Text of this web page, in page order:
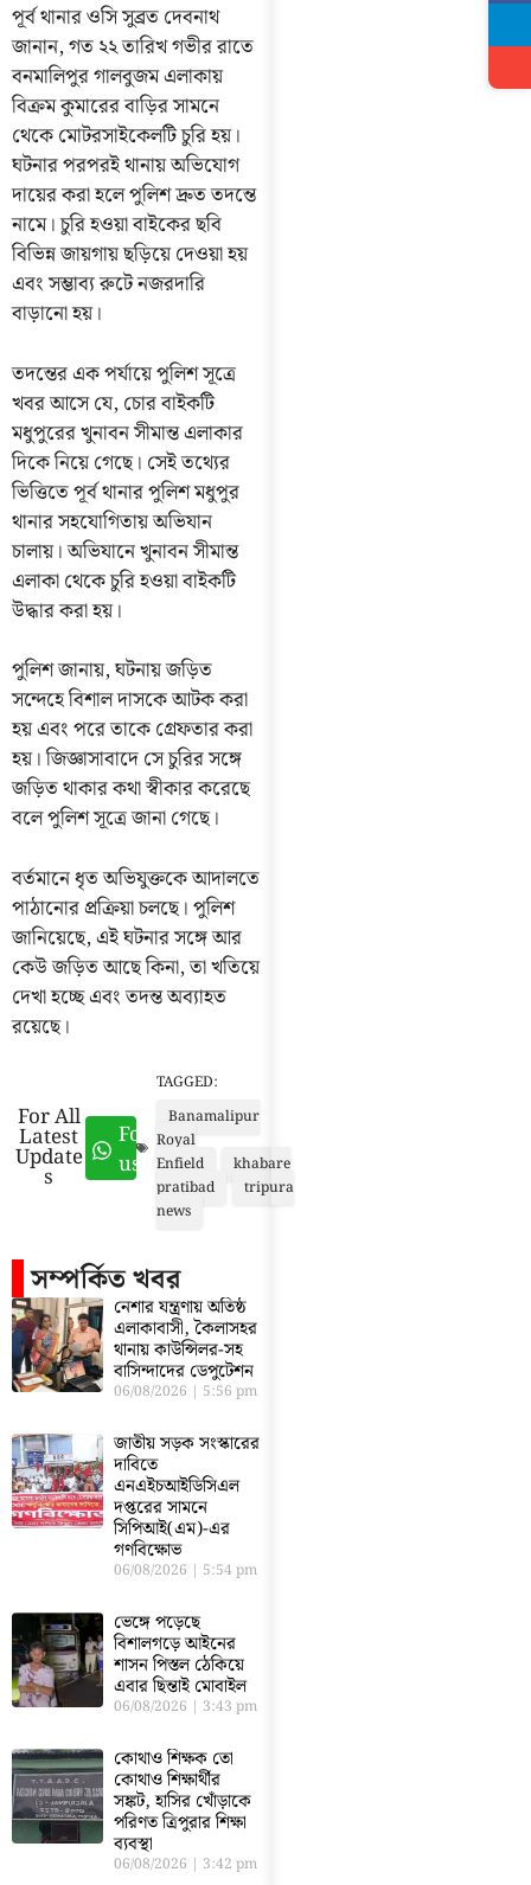
পূর্ব থানার ওসি সুব্রত দেবনাথ
জানান, গত ২২ তারিখ গভীর রাতে
বনমালিপুর গালবুজম এলাকায়
বিক্রম কুমারের বাড়ির সামনে
থেকে মোটরসাইকেলটি চুরি হয়।
ঘটনার পরপরই থানায় অভিযোগ
দায়ের করা হলে পুলিশ দ্রুত তদন্তে
নামে। চুরি হওয়া বাইকের ছবি
বিভিন্ন জায়গায় ছড়িয়ে দেওয়া হয়
এবং সম্ভাব্য রুটে নজরদারি
বাড়ানো হয়।
তদন্তের এক পর্যায়ে পুলিশ সূত্রে
খবর আসে যে, চোর বাইকটি
মধুপুরের খুনাবন সীমান্ত এলাকার
দিকে নিয়ে গেছে। সেই তথ্যের
ভিত্তিতে পূর্ব থানার পুলিশ মধুপুর
থানার সহযোগিতায় অভিযান
চালায়। অভিযানে খুনাবন সীমান্ত
এলাকা থেকে চুরি হওয়া বাইকটি
উদ্ধার করা হয়।
পুলিশ জানায়, ঘটনায় জড়িত
সন্দেহে বিশাল দাসকে আটক করা
হয় এবং পরে তাকে গ্রেফতার করা
হয়। জিজ্ঞাসাবাদে সে চুরির সঙ্গে
জড়িত থাকার কথা স্বীকার করেছে
বলে পুলিশ সূত্রে জানা গেছে।
বর্তমানে ধৃত অভিযুক্তকে আদালতে
পাঠানোর প্রক্রিয়া চলছে। পুলিশ
জানিয়েছে, এই ঘটনার সঙ্গে আর
কেউ জড়িত আছে কিনা, তা খতিয়ে
দেখা হচ্ছে এবং তদন্ত অব্যাহত
রয়েছে।
For All
Latest
Update
s
Follow
us
TAGGED:
Banamalipur
Royal
Enfield
khabare
pratibad
tripura
news
সম্পর্কিত খবর
নেশার যন্ত্রণায় অতিষ্ঠ
এলাকাবাসী, কৈলাসহর
থানায় কাউন্সিলর-সহ
বাসিন্দাদের ডেপুটেশন
06/08/2026 5:56 pm
জাতীয় সড়ক সংস্কারের
দাবিতে
এনএইচআইডিসিএল
দপ্তরের সামনে
সিপিআই(এম)-এর
গণবিক্ষোভ
06/08/2026 5:54 pm
ভেঙ্গে পড়েছে
বিশালগড়ে আইনের
শাসন পিস্তল ঠেকিয়ে
এবার ছিন্তাই মোবাইল
06/08/2026 3:43 pm
কোথাও শিক্ষক তো
কোথাও শিক্ষার্থীর
সঙ্কট, হাসির খোঁড়াকে
পরিণত ত্রিপুরার শিক্ষা
ব্যবস্থা
06/08/2026 3:42 pm